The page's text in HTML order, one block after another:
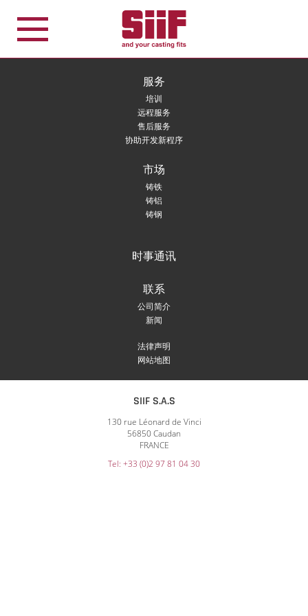
服务
培训
远程服务
售后服务
协助开发新程序
市场
铸铁
铸铝
铸钢
时事通讯
联系
公司简介
新闻
法律声明
网站地图
SIIF S.A.S
130 rue Léonard de Vinci
56850 Caudan
FRANCE
Tel: +33 (0)2 97 81 04 30